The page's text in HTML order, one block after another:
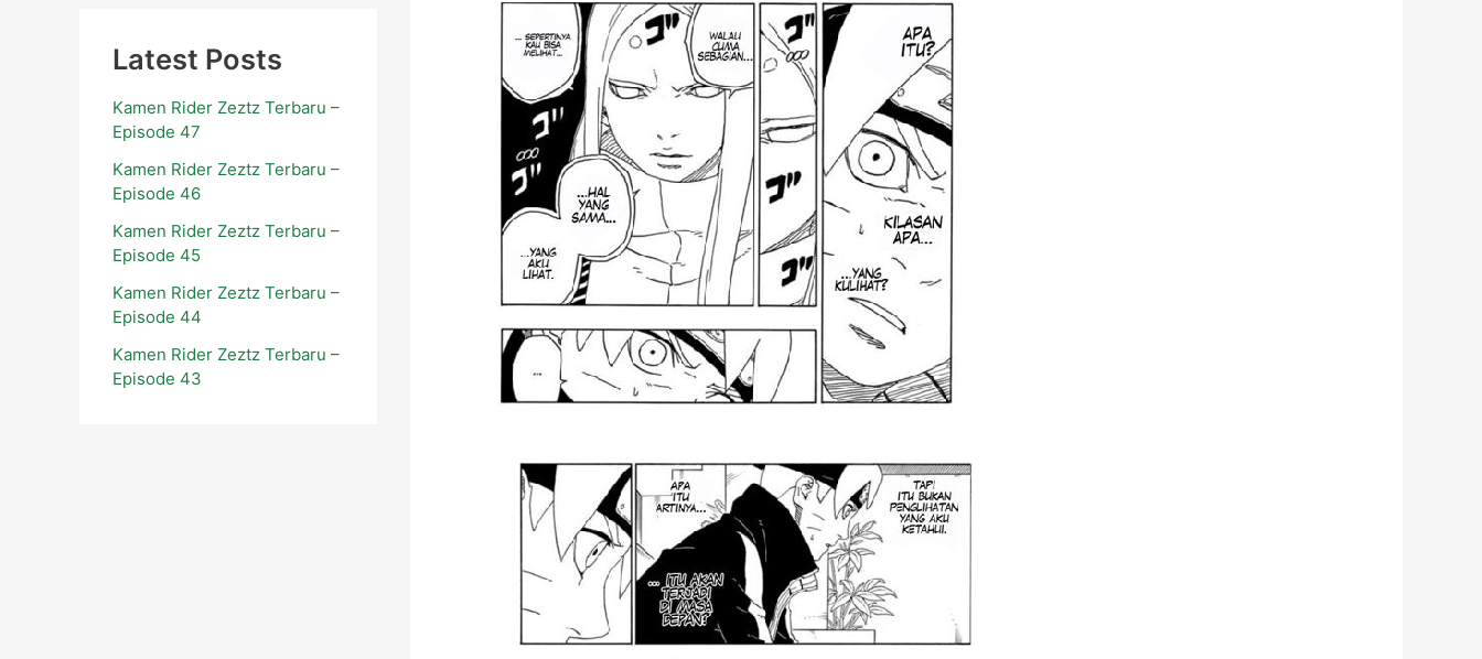
Latest Posts
Kamen Rider Zeztz Terbaru –
Episode 47
Kamen Rider Zeztz Terbaru –
Episode 46
Kamen Rider Zeztz Terbaru –
Episode 45
Kamen Rider Zeztz Terbaru –
Episode 44
Kamen Rider Zeztz Terbaru –
Episode 43